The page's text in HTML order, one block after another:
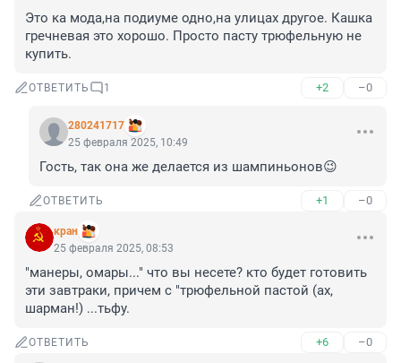
Это ка мода,на подиуме одно,на улицах другое. Кашка
гречневая это хорошо. Просто пасту трюфельную не
купить.
ОТВЕТИТЬ 1 +2 –0
280241717
25 февраля 2025, 10:49
Гость, так она же делается из шампиньонов😉
ОТВЕТИТЬ +1 –0
кран
25 февраля 2025, 08:53
"манеры, омары..." что вы несете? кто будет готовить
эти завтраки, причем с "трюфельной пастой (ах,
шарман!) ...тьфу.
ОТВЕТИТЬ +6 –0